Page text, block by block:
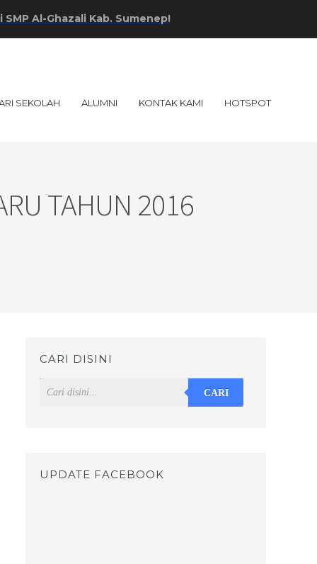
Ghazali Kab. Sumenep!
SEKOLAH ALUMNI KONTAK KAMI HOTSPOT
TAHUN 2016
CARI DISINI
CARI
UPDATE FACEBOOK